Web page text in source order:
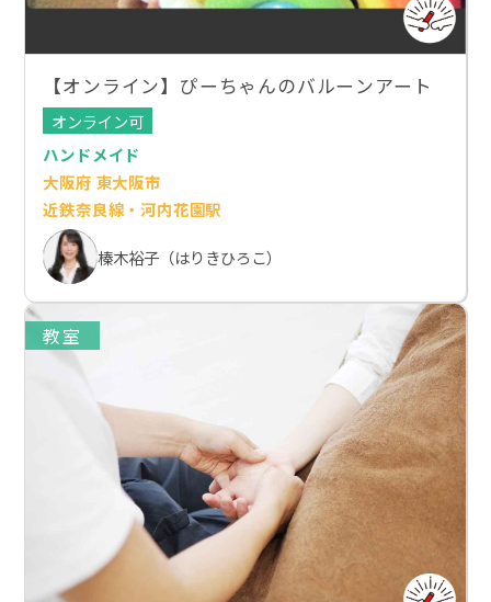
【オンライン】ぴーちゃんのバルーンアート
オンライン可
ハンドメイド
大阪府 東大阪市
近鉄奈良線・河内花園駅
榛木裕子（はりきひろこ）
教室